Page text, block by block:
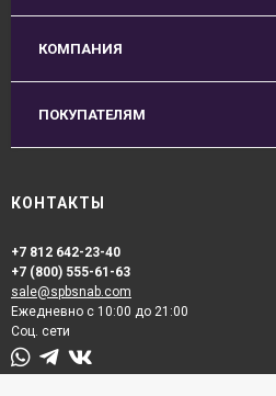
КОМПАНИЯ
ПОКУПАТЕЛЯМ
КОНТАКТЫ
+7 812 642-23-40
+7 (800) 555-61-63
sale@spbsnab.com
Ежедневно с 10:00 до 21:00
Соц. сети